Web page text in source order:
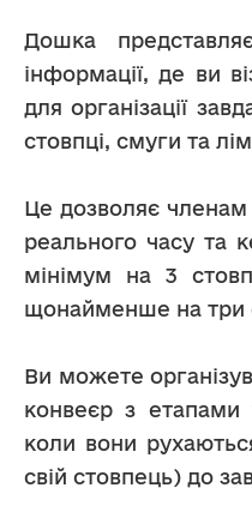
Дошка
інформації, де ви
для організації
стовпці, смуги та
Це дозволяє
реального часу та
мінімум на 3
щонайменше на три
Ви можете
конвеєр з етапами
коли вони
свій стовпець) до